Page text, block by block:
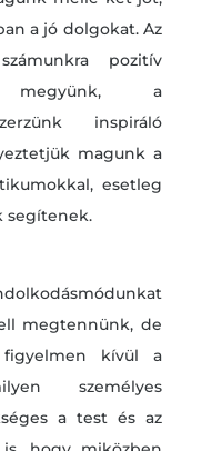
a jó dolgokat. Az
pozitív
megyünk, a
inspiráló
magunk a
esetleg
segítenek.
megtennünk, de
kívül a
személyes
a test és az